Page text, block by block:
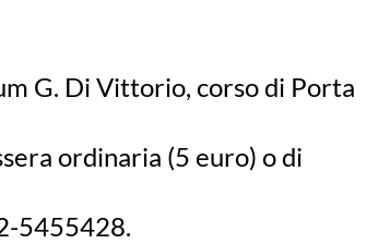
G. Di Vittorio, corso di Porta
ordinaria (5 euro) o di
5455428.